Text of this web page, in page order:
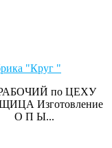
"Круг "
по ЦЕХУ
Изготовление
О П Ы...